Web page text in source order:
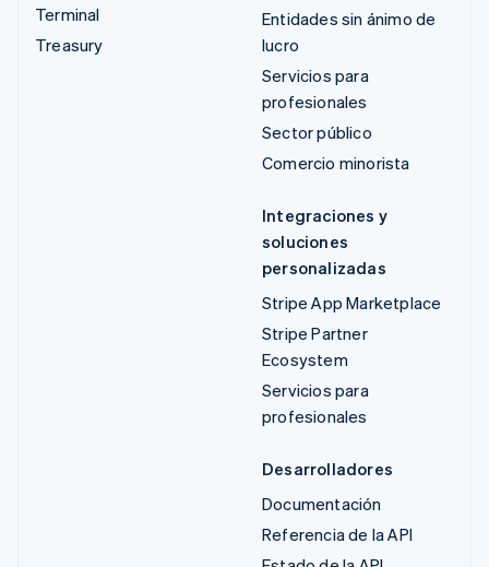
Terminal
Treasury
Entidades sin ánimo de
lucro
Servicios para
profesionales
Sector público
Comercio minorista
Integraciones y
soluciones
personalizadas
Stripe App Marketplace
Stripe Partner
Ecosystem
Servicios para
profesionales
Desarrolladores
Documentación
Referencia de la API